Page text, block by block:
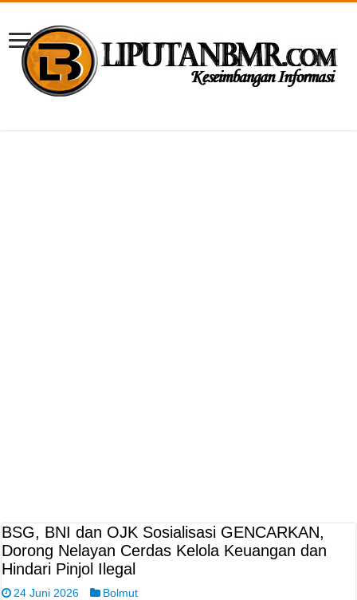
BSG, BNI dan OJK Sosialisasi GENCARKAN,
Dorong Nelayan Cerdas Kelola Keuangan dan
Hindari Pinjol Ilegal
24 Juni 2026 Bolmut